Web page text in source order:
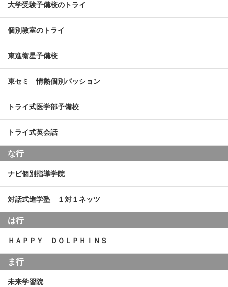
大学受験予備校のトライ
個別教室のトライ
東進衛星予備校
東セミ 情熱個別パッション
トライ式医学部予備校
トライ式英会話
な行
ナビ個別指導学院
対話式進学塾 １対１ネッツ
は行
ＨＡＰＰＹ ＤＯＬＰＨＩＮＳ
ま行
未来学習院